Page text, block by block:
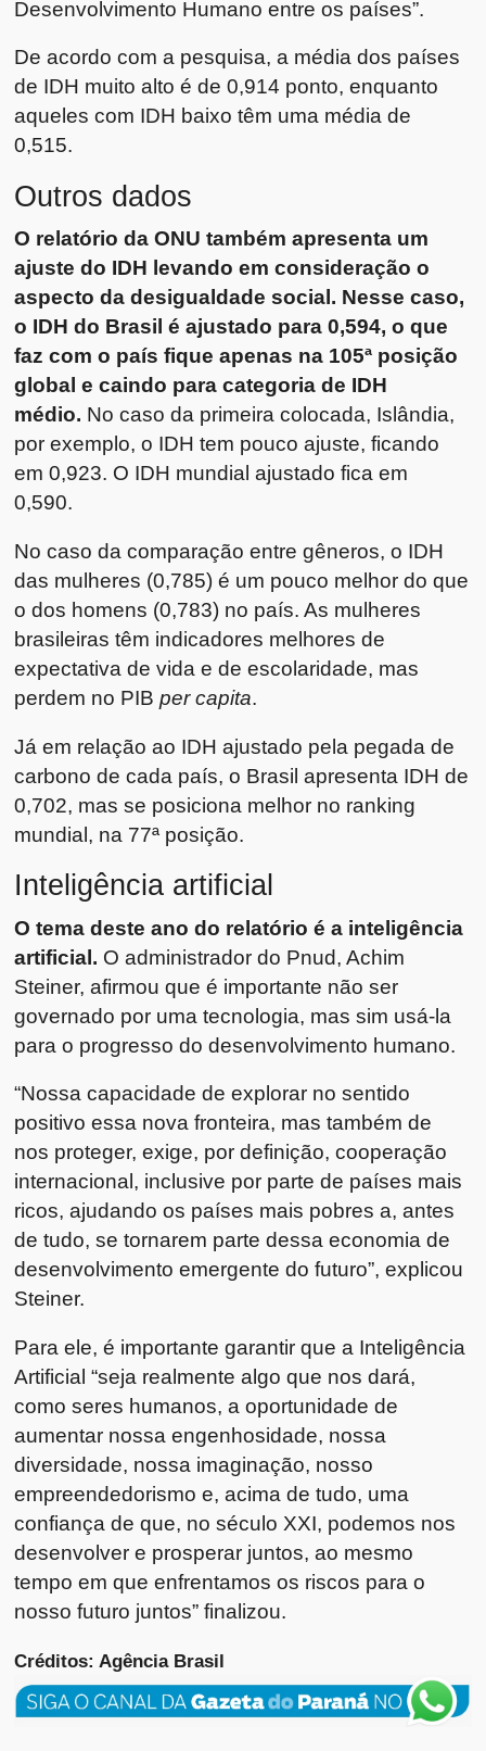
Desenvolvimento Humano entre os países”.
De acordo com a pesquisa, a média dos países
de IDH muito alto é de 0,914 ponto, enquanto
aqueles com IDH baixo têm uma média de
0,515.
Outros dados
O relatório da ONU também apresenta um
ajuste do IDH levando em consideração o
aspecto da desigualdade social. Nesse caso,
o IDH do Brasil é ajustado para 0,594, o que
faz com o país fique apenas na 105ª posição
global e caindo para categoria de IDH
médio. No caso da primeira colocada, Islândia,
por exemplo, o IDH tem pouco ajuste, ficando
em 0,923. O IDH mundial ajustado fica em
0,590.
No caso da comparação entre gêneros, o IDH
das mulheres (0,785) é um pouco melhor do que
o dos homens (0,783) no país. As mulheres
brasileiras têm indicadores melhores de
expectativa de vida e de escolaridade, mas
perdem no PIBper capita.
Já em relação ao IDH ajustado pela pegada de
carbono de cada país, o Brasil apresenta IDH de
0,702, mas se posiciona melhor no ranking
mundial, na 77ª posição.
Inteligência artificial
O tema deste ano do relatório é a inteligência
artificial. O administrador do Pnud, Achim
Steiner, afirmou que é importante não ser
governado por uma tecnologia, mas sim usá-la
para o progresso do desenvolvimento humano.
“Nossa capacidade de explorar no sentido
positivo essa nova fronteira, mas também de
nos proteger, exige, por definição, cooperação
internacional, inclusive por parte de países mais
ricos, ajudando os países mais pobres a, antes
de tudo, se tornarem parte dessa economia de
desenvolvimento emergente do futuro”, explicou
Steiner.
Para ele, é importante garantir que a Inteligência
Artificial ​​“seja realmente algo que nos dará,
como seres humanos, a oportunidade de
aumentar nossa engenhosidade, nossa
diversidade, nossa imaginação, nosso
empreendedorismo e, acima de tudo, uma
confiança de que, no século XXI, podemos nos
desenvolver e prosperar juntos, ao mesmo
tempo em que enfrentamos os riscos para o
nosso futuro juntos” finalizou.
Créditos: Agência Brasil